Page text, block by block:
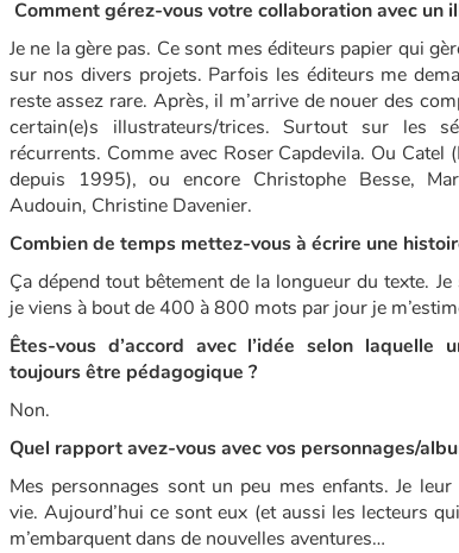
Comment gérez-vous votre collaboration avec un
Je ne la gère pas. Ce sont mes éditeurs papier qui
sur nos divers projets. Parfois les éditeurs me
reste assez rare. Après, il m’arrive de nouer des
certain(e)s illustrateurs/trices. Surtout sur les
récurrents. Comme avec Roser Capdevila. Ou Catel
depuis 1995), ou encore Christophe Besse,
Audouin, Christine Davenier.
Combien de temps mettez-vous à écrire une
Ça dépend tout bêtement de la longueur du texte.
je viens à bout de 400 à 800 mots par jour je
Êtes-vous d’accord avec l’idée selon laquelle
toujours être pédagogique ?
Non.
Quel rapport avez-vous avec vos personnages/
Mes personnages sont un peu mes enfants. Je
vie. Aujourd’hui ce sont eux (et aussi les lecteurs
m’embarquent dans de nouvelles aventures…